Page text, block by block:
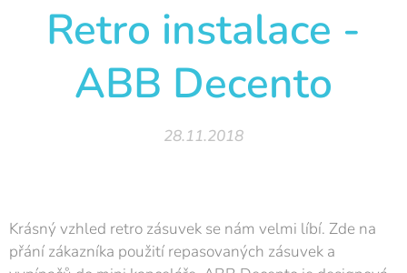
Retro instalace -
ABB Decento
28.11.2018
Krásný vzhled retro zásuvek se nám velmi líbí. Zde na
přání zákazníka použití repasovaných zásuvek a